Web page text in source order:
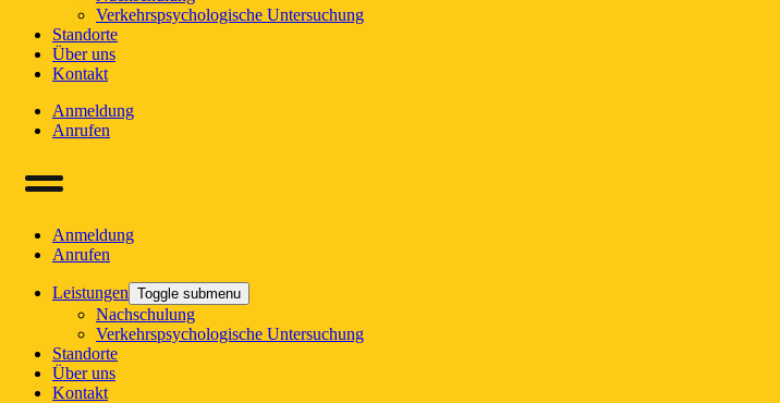
Verkehrspsychologische Untersuchung
Standorte
Über uns
Kontakt
Anmeldung
Anrufen
Anmeldung
Anrufen
Leistungen Toggle submenu
Nachschulung
Verkehrspsychologische Untersuchung
Standorte
Über uns
Kontakt